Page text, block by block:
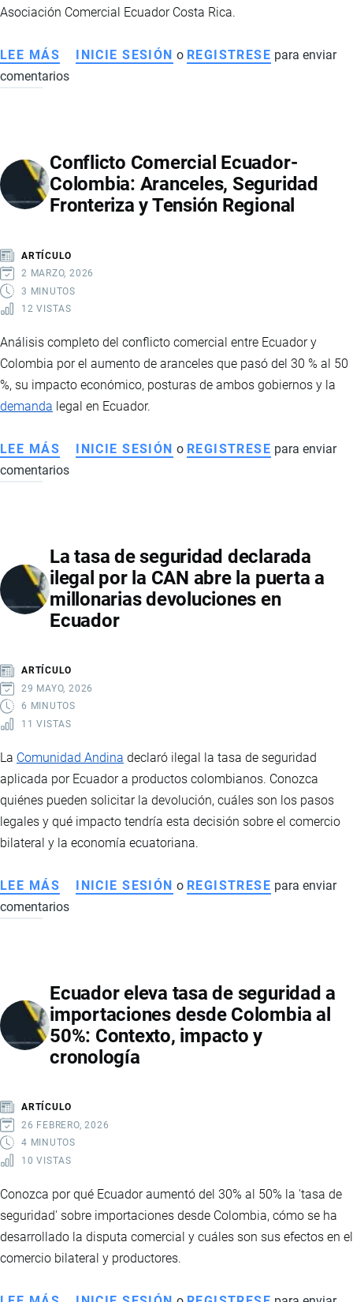
Asociación Comercial Ecuador Costa Rica.
LEE MÁS SOBRE
PRODUCTOS
ACUERDO
COMERCIAL
CON
INICIE SESIÓN o REGISTRESE para enviar
comentarios
Conflicto Comercial Ecuador-
Colombia: Aranceles, Seguridad
Fronteriza y Tensión Regional
ARTÍCULO
2 MARZO, 2026
3 MINUTOS
12 VISTAS
Análisis completo del conflicto comercial entre Ecuador y
Colombia por el aumento de aranceles que pasó del 30 % al 50
%, su impacto económico, posturas de ambos gobiernos y la
demanda legal en Ecuador.
LEE MÁS SOBRE
CONFLICTO
ARANCELES,
SEGURIDAD
FRONTERIZA
Y
INICIE SESIÓN o REGISTRESE para enviar
comentarios
La tasa de seguridad declarada
ilegal por la CAN abre la puerta a
millonarias devoluciones en
Ecuador
ARTÍCULO
29 MAYO, 2026
6 MINUTOS
11 VISTAS
La Comunidad Andina declaró ilegal la tasa de seguridad
aplicada por Ecuador a productos colombianos. Conozca
quiénes pueden solicitar la devolución, cuáles son los pasos
legales y qué impacto tendría esta decisión sobre el comercio
bilateral y la economía ecuatoriana.
LEE MÁS SOBRE
LA
DECLARADA
ILEGAL
POR
LA
LA
PUERTA
A
DEVOLUCIONES
ECUADOR
INICIE SESIÓN o REGISTRESE para enviar
comentarios
Ecuador eleva tasa de seguridad a
importaciones desde Colombia al
50%: Contexto, impacto y
cronología
ARTÍCULO
26 FEBRERO, 2026
4 MINUTOS
10 VISTAS
Conozca por qué Ecuador aumentó del 30% al 50% la 'tasa de
seguridad' sobre importaciones desde Colombia, cómo se ha
desarrollado la disputa comercial y cuáles son sus efectos en el
comercio bilateral y productores.